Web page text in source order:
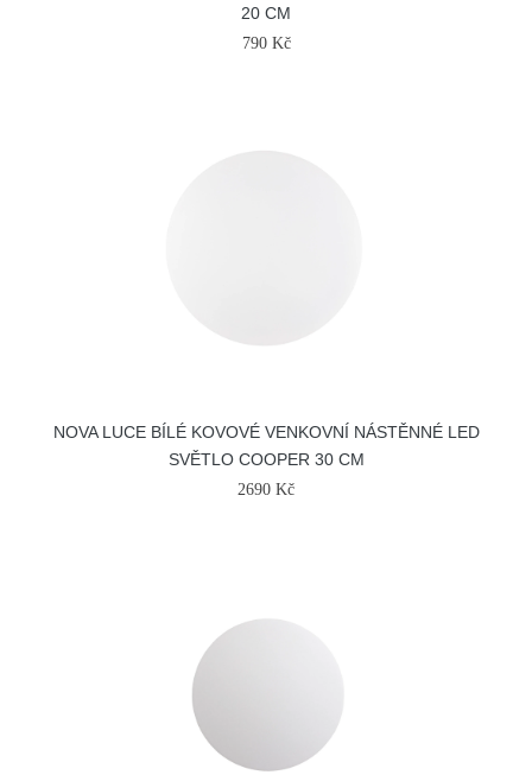
20 CM
790 Kč
NOVA LUCE BÍLÉ KOVOVÉ VENKOVNÍ NÁSTĚNNÉ LED
SVĚTLO COOPER 30 CM
2690 Kč